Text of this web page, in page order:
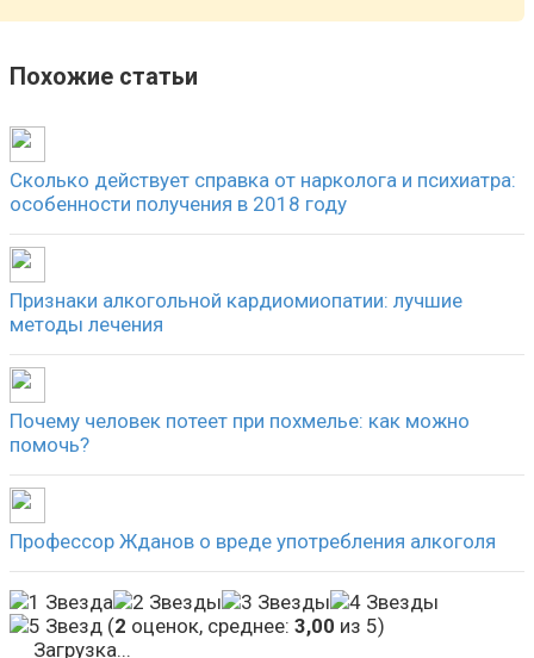
Похожие статьи
Сколько действует справка от нарколога и психиатра:
особенности получения в 2018 году
Признаки алкогольной кардиомиопатии: лучшие
методы лечения
Почему человек потеет при похмелье: как можно
помочь?
Профессор Жданов о вреде употребления алкоголя
(2 оценок, среднее: 3,00 из 5)
Загрузка...